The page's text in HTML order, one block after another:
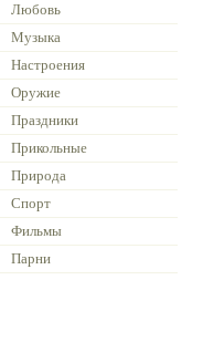
Любовь
Музыка
Настроения
Оружие
Праздники
Прикольные
Природа
Спорт
Фильмы
Парни